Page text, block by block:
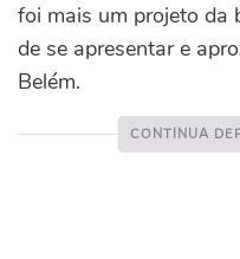
foi mais um projeto da
de se apresentar e
Belém.